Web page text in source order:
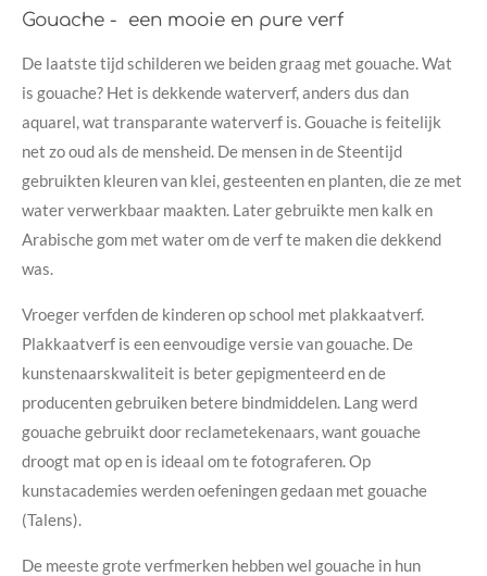
Gouache - een mooie en pure verf
De laatste tijd schilderen we beiden graag met gouache. Wat
is gouache? Het is dekkende waterverf, anders dus dan
aquarel, wat transparante waterverf is. Gouache is feitelijk
net zo oud als de mensheid. De mensen in de Steentijd
gebruikten kleuren van klei, gesteenten en planten, die ze met
water verwerkbaar maakten. Later gebruikte men kalk en
Arabische gom met water om de verf te maken die dekkend
was.
Vroeger verfden de kinderen op school met plakkaatverf.
Plakkaatverf is een eenvoudige versie van gouache. De
kunstenaarskwaliteit is beter gepigmenteerd en de
producenten gebruiken betere bindmiddelen. Lang werd
gouache gebruikt door reclametekenaars, want gouache
droogt mat op en is ideaal om te fotograferen. Op
kunstacademies werden oefeningen gedaan met gouache
(Talens).
De meeste grote verfmerken hebben wel gouache in hun